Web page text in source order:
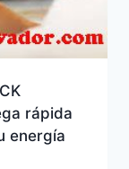
rápida
energía